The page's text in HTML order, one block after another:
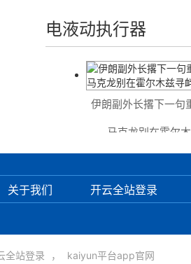
电液动执行器
伊朗副外长撂下一句重
马克龙别在霍尔木
关于我们 开云全站登录
全站登录 ， kaiyun平台app官网